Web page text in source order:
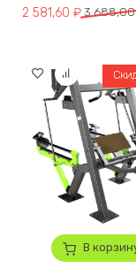
3
Первоначальная
2 581,60 ₽
Текущая цена: 2
В